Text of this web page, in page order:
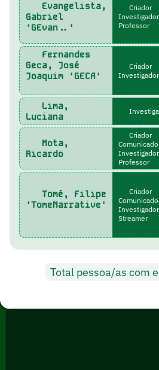
Evangelista,
Gabriel
'GEvan..'
Criador
Investigador
Professor
Fernandes
Geca, José
Joaquim 'GECA'
Criador
Investigador
Lima,
Luciana
Mota,
Ricardo
Criador
Investigador
Professor
Tomé, Filipe
'TomeNarrative'
Criador
Investigador
Streamer
Total pessoa/as com